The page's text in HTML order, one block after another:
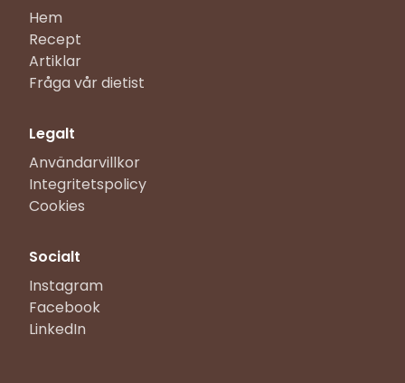
Hem
Recept
Artiklar
Fråga vår dietist
Legalt
Användarvillkor
Integritetspolicy
Cookies
Socialt
Instagram
Facebook
LinkedIn